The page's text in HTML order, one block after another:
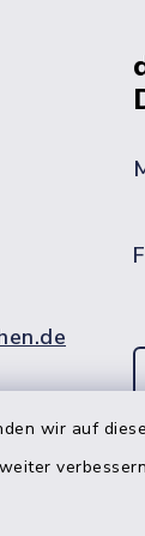
wir auf